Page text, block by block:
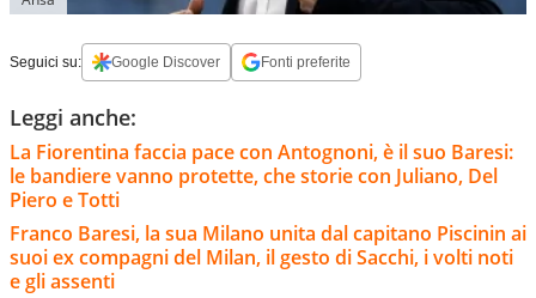
Seguici su: Google Discover Fonti preferite
Leggi anche:
La Fiorentina faccia pace con Antognoni, è il suo Baresi:
le bandiere vanno protette, che storie con Juliano, Del
Piero e Totti
Franco Baresi, la sua Milano unita dal capitano Piscinin ai
suoi ex compagni del Milan, il gesto di Sacchi, i volti noti
e gli assenti